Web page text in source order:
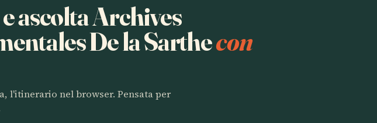
ascolta Archives
De la Sarthecon
l'itinerario nel browser. Pensata per